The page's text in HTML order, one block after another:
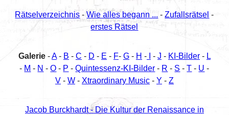
Rätselverzeichnis -Wie alles begann ... -Zufallsrätsel -
erstes Rätsel
Galerie-A- B - C - D - E - F- G- H -I - J - KI-Bilder- L
- M - N -O - P -Quintessenz-KI-Bilder - R - S -T - U -
V- W- Xtraordinary Music- Y - Z
Jacob Burckhardt - Die Kultur der Renaissance in